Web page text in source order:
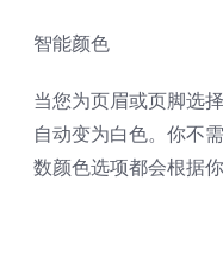
智能颜色
当您为页眉或页脚选
自动变为白色。你不
数颜色选项都会根据